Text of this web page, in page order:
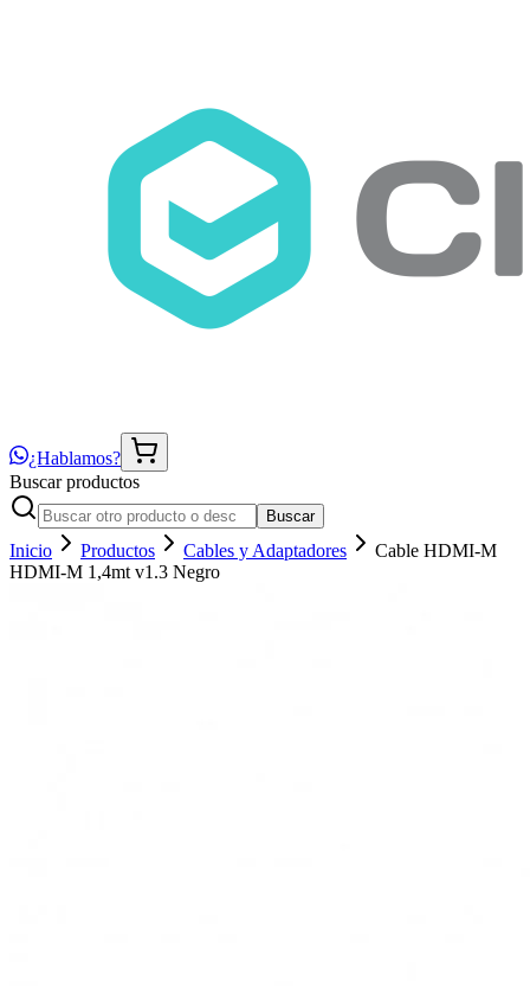
¿Hablamos?
Buscar productos
Buscar
Inicio Productos Cables y Adaptadores
Cable HDMI-M
HDMI-M 1,4mt v1.3 Negro